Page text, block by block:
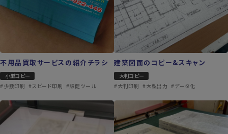
不用品買取サービスの紹介チラシ
小型コピー
#少数印刷 #スピード印刷 #販促ツール
建築図面のコピー&スキャン
大判コピー
#大判印刷 #大型出力 #データ化